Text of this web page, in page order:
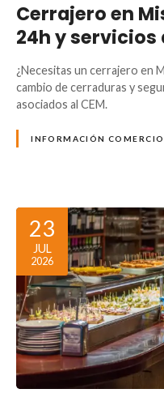
Cerrajero en
24h y
¿Necesitas un cerrajero en
cambio de cerraduras y
asociados al CEM.
INFORMACIÓN
23
JUL
2026